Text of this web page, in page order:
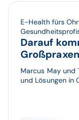
E-Health fürs
Darauf
Marcus May und
und Lösungen in